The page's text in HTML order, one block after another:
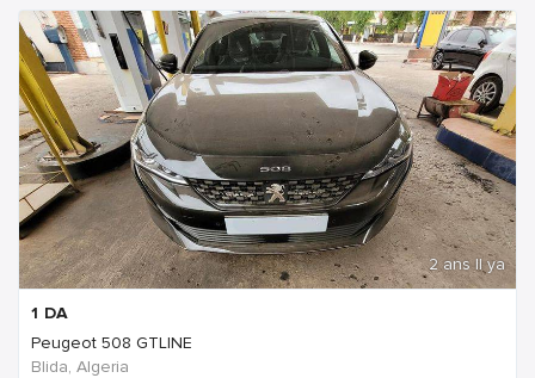
2 ans Il ya
1 DA
Peugeot 508 GTLINE
Blida, Algeria